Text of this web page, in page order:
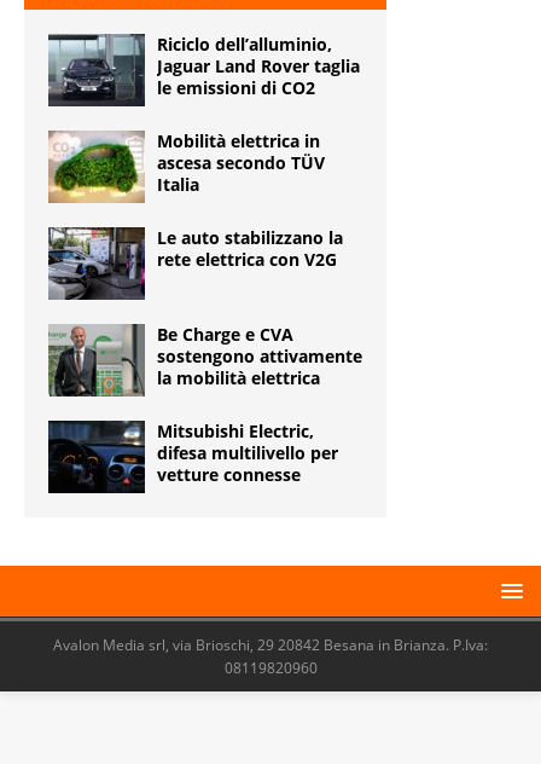
Riciclo dell’alluminio,
Jaguar Land Rover taglia
le emissioni di CO2
Mobilità elettrica in
ascesa secondo TÜV
Italia
Le auto stabilizzano la
rete elettrica con V2G
Be Charge e CVA
sostengono attivamente
la mobilità elettrica
Mitsubishi Electric,
difesa multilivello per
vetture connesse
Avalon Media srl, via Brioschi, 29 20842 Besana in Brianza. P.Iva:
08119820960